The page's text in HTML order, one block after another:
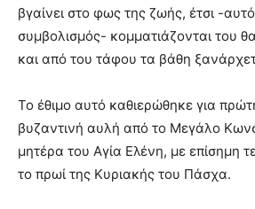
βγαίνει στο φως της ζωής, έτσι -
συμβολισμός- κομματιάζονται του
και από του τάφου τα βάθη
Το έθιμο αυτό καθιερώθηκε για
βυζαντινή αυλή από το Μεγάλο
μητέρα του Αγία Ελένη, με επίσημη
το πρωί της Κυριακής του Πάσχα.